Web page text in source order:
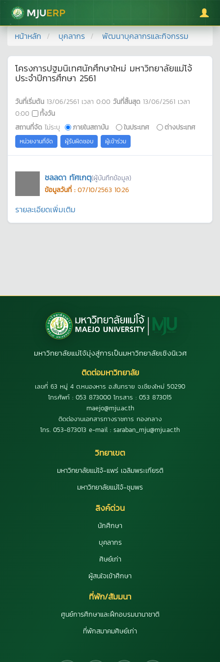
มหาวิทยาลัยแม่โจ้
หน้าหลัก บุคลากร พัฒนาบุคลากรและกิจกรรม
โครงการปฐมนิเทศนักศึกษาใหม่ มหาวิทยาลัยแม่โจ้
ประจำปีการศึกษา 2561
วันที่เริ่มต้น 13/06/2561 เวลา 0:00 วันที่สิ้นสุด 13/06/2561 เวลา
0:00
ทั้งวัน
สถานที่จัด ไม่ระบุ ภายในสถาบัน ในประเทศ ต่างประเทศ
หน่วยงานที่จัด ผู้รับผิดชอบ ผู้เข้าร่วม
ชลลดา ทัศเกตุ(ผู้บันทึกข้อมูล)
ข้อมูลวันที่ : 07/10/2563 10:26
รายละเอียดเพิ่มเติม
มหาวิทยาลัยแม่โจ้มุ่งสู่การเป็นมหาวิทยาลัยเชิงนิเวศ
ติดต่อมหาวิทยาลัย
เลขที่ 63 หมู่ 4 ต.หนองหาร อ.สันทราย จ.เชียงใหม่ 50290
โทรศัพท์ : 053 873000 โทรสาร : 053 873015
maejo@mju.ac.th
ติดต่องานเอกสารทางราชการ กองกลาง
โทร. 053-873013 e-mail : saraban_mju@mju.ac.th
วิทยาเขต
มหาวิทยาลัยแม่โจ้-แพร่ เฉลิมพระเกียรติ
มหาวิทยาลัยแม่โจ้-ชุมพร
ลิงค์ด่วน
นักศึกษา
บุคลากร
ศิษย์เก่า
ผู้สนใจเข้าศึกษา
ที่พัก/สัมมนา
ศูนย์การศึกษาและฝึกอบรมนานาชาติ
ที่พักสมาคมศิษย์เก่า